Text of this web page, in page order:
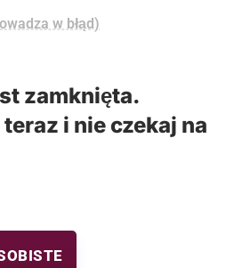
w błąd)
zamknięta.
i nie czekaj na